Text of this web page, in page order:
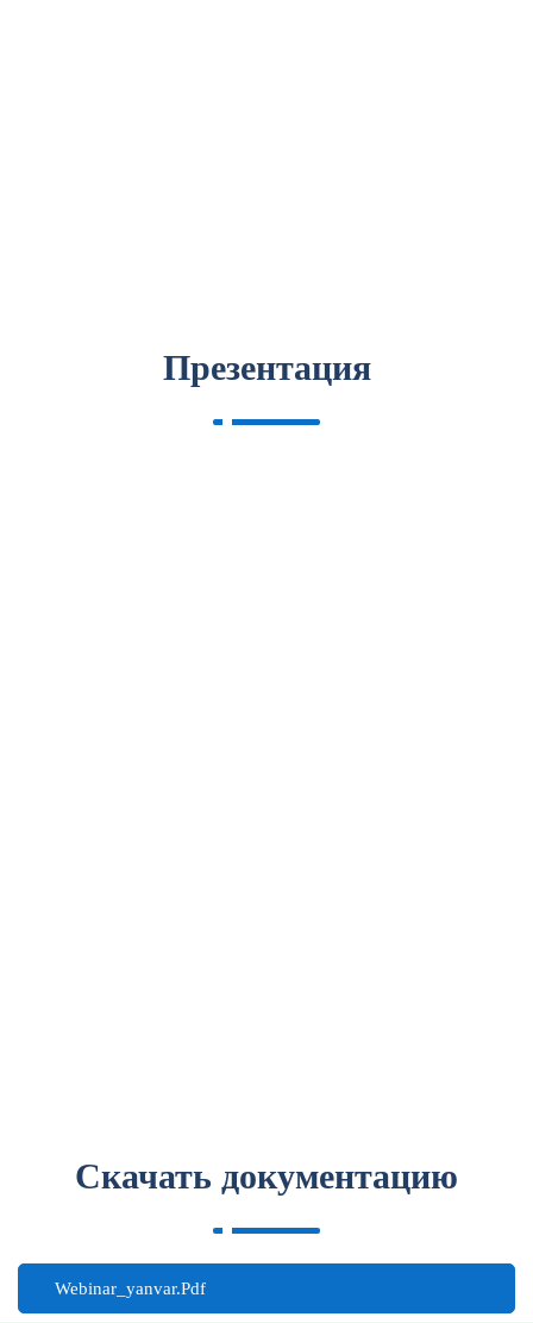
Презентация
Скачать документацию
Webinar_yanvar.pdf